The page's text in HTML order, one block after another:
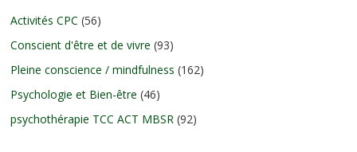
Activités CPC (56)
Conscient d'être et de vivre (93)
Pleine conscience / mindfulness (162)
Psychologie et Bien-être (46)
psychothérapie TCC ACT MBSR (92)